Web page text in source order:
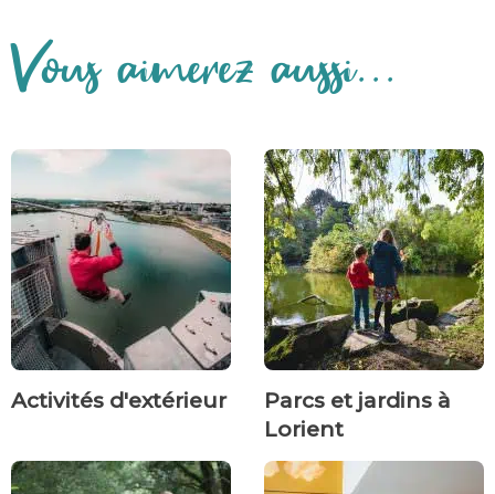
Vous aimerez aussi...
Activités d'extérieur
Parcs et jardins à
Lorient